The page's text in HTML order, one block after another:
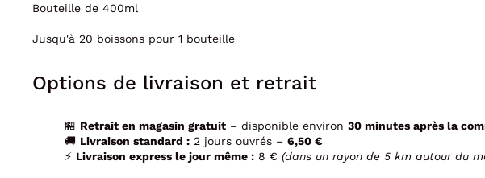
Bouteille de 400ml
Jusqu'à 20 boissons pour 1 bouteille
Options de livraison et retrait
🏪 Retrait en magasin gratuit – disponible environ 30 minutes après la
🚚 Livraison standard : 2 jours ouvrés – 6,50 €
⚡ Livraison express le jour même : 8 € (dans un rayon de 5 km autour du